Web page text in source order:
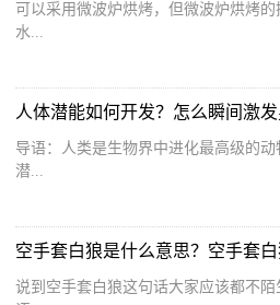
可以采用微波炉烘烤，但微波炉烘烤
水...
人体潜能如何开发？怎么瞬间激发
导语：人类是生物界中进化最高级的
潜...
空手套白狼是什么意思？空手套
说到空手套白狼这句话大家应该都不